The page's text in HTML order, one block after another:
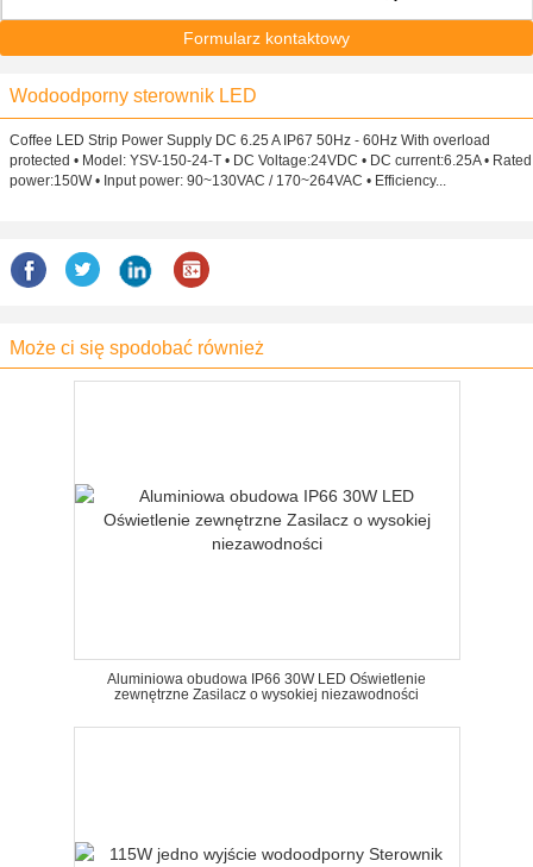
Formularz kontaktowy
Wodoodporny sterownik LED
Coffee LED Strip Power Supply DC 6.25 A IP67 50Hz - 60Hz With overload
protected • Model: YSV-150-24-T • DC Voltage:24VDC • DC current:6.25A • Rated
power:150W • Input power: 90~130VAC / 170~264VAC • Efficiency...
Może ci się spodobać również
Aluminiowa obudowa IP66 30W LED Oświetlenie
zewnętrzne Zasilacz o wysokiej niezawodności